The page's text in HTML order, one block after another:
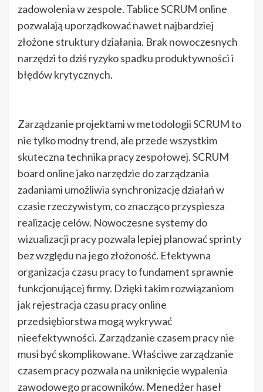
zadowolenia w zespole. Tablice SCRUM online
pozwalają uporządkować nawet najbardziej
złożone struktury działania. Brak nowoczesnych
narzędzi to dziś ryzyko spadku produktywności i
błędów krytycznych.
Zarządzanie projektami w metodologii SCRUM to
nie tylko modny trend, ale przede wszystkim
skuteczna technika pracy zespołowej. SCRUM
board online jako narzędzie do zarządzania
zadaniami umożliwia synchronizację działań w
czasie rzeczywistym, co znacząco przyspiesza
realizację celów. Nowoczesne systemy do
wizualizacji pracy pozwala lepiej planować sprinty
bez względu na jego złożoność. Efektywna
organizacja czasu pracy to fundament sprawnie
funkcjonującej firmy. Dzięki takim rozwiązaniom
jak rejestracja czasu pracy online
przedsiębiorstwa mogą wykrywać
nieefektywności. Zarządzanie czasem pracy nie
musi być skomplikowane. Właściwe zarządzanie
czasem pracy pozwala na uniknięcie wypalenia
zawodowego pracowników. Menedżer haseł